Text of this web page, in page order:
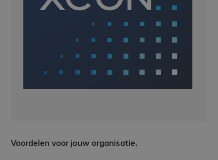
Voordelen voor jouw organisatie.